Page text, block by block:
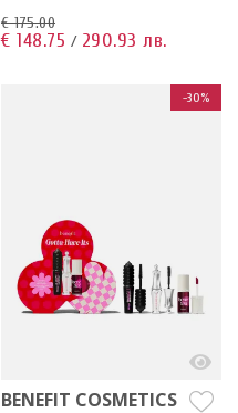
€ 175.00
€ 148.75 / 290.93 лв.
-30%
BENEFIT COSMETICS